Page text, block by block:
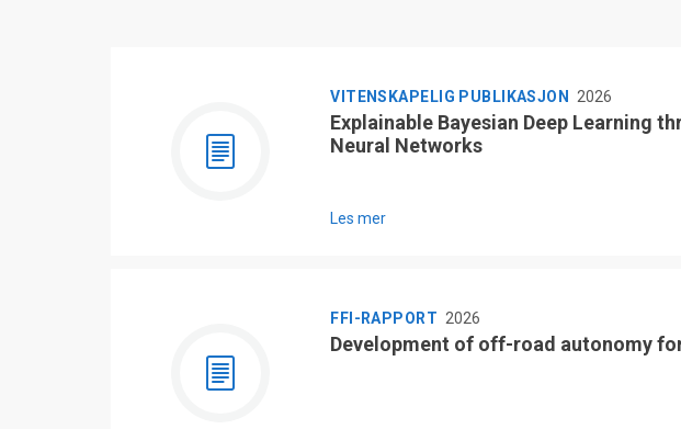
VITENSKAPELIG PUBLIKASJON 2026
Explainable Bayesian Deep Learning
Neural Networks
Les mer
FFI-RAPPORT 2026
Development of off-road autonomy